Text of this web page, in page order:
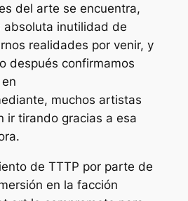
del arte se encuentra,
absoluta inutilidad de
realidades por venir, y
después confirmamos
muchos artistas
ir tirando gracias a esa
.
de TTTP por parte de
en la facción